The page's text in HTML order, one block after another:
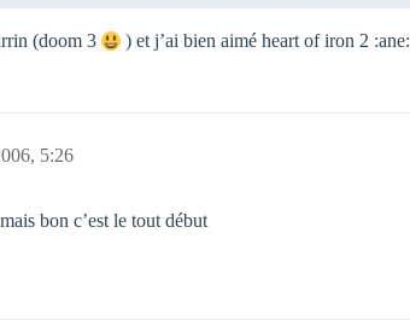
(doom 3 ) et j’ai bien aimé heart of iron 2 :ane:
5:26
bon c’est le tout début